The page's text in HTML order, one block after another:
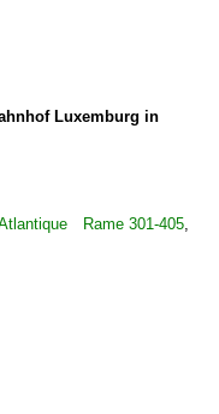
Luxemburg in
Rame 301-405,